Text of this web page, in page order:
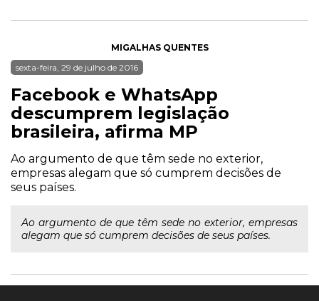
MIGALHAS QUENTES
sexta-feira, 29 de julho de 2016
Facebook e WhatsApp
descumprem legislação
brasileira, afirma MP
Ao argumento de que têm sede no exterior,
empresas alegam que só cumprem decisões de
seus países.
Ao argumento de que têm sede no exterior, empresas
alegam que só cumprem decisões de seus países.